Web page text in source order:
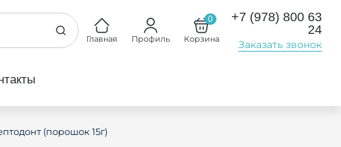
Главная Профиль
0
Корзина
+7 (978) 800 63
24
Заказать звонок
(порошок 15г)